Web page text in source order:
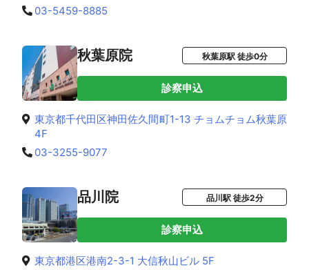
03-5459-8885
秋葉原院 秋葉原駅 徒歩0分
診察申込
東京都千代田区神田佐久間町1-13 チョムチョム秋葉原
4F
03-3255-9077
品川院 品川駅 徒歩2分
診察申込
東京都港区港南2-3-1 大信秋山ビル 5F